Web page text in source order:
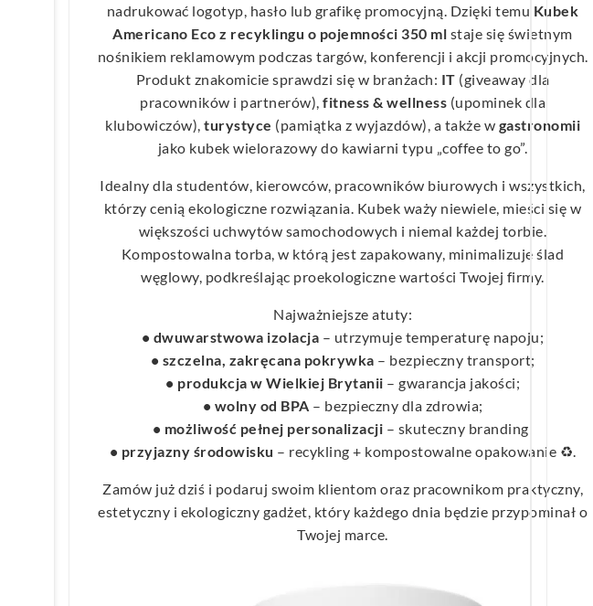
nadrukować logotyp, hasło lub grafikę promocyjną. Dzięki temu Kubek
Americano Eco z recyklingu o pojemności 350 ml staje się świetnym
nośnikiem reklamowym podczas targów, konferencji i akcji promocyjnych.
Produkt znakomicie sprawdzi się w branżach: IT (giveaway dla
pracowników i partnerów), fitness & wellness (upominek dla
klubowiczów), turystyce (pamiątka z wyjazdów), a także w gastronomii
jako kubek wielorazowy do kawiarni typu „coffee to go”.
Idealny dla studentów, kierowców, pracowników biurowych i wszystkich,
którzy cenią ekologiczne rozwiązania. Kubek waży niewiele, mieści się w
większości uchwytów samochodowych i niemal każdej torbie.
Kompostowalna torba, w którą jest zapakowany, minimalizuje ślad
węglowy, podkreślając proekologiczne wartości Twojej firmy.
Najważniejsze atuty:
• dwuwarstwowa izolacja – utrzymuje temperaturę napoju;
• szczelna, zakręcana pokrywka – bezpieczny transport;
• produkcja w Wielkiej Brytanii – gwarancja jakości;
• wolny od BPA – bezpieczny dla zdrowia;
• możliwość pełnej personalizacji – skuteczny branding;
• przyjazny środowisku – recykling + kompostowalne opakowanie ♻️.
Zamów już dziś i podaruj swoim klientom oraz pracownikom praktyczny,
estetyczny i ekologiczny gadżet, który każdego dnia będzie przypominał o
Twojej marce.